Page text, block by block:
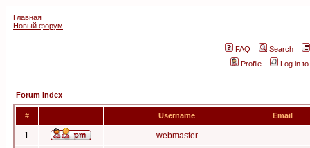
Главная
Новый форум
FAQ
Search
Profile
Log in
Forum Index
# Username Email
1 webmaster